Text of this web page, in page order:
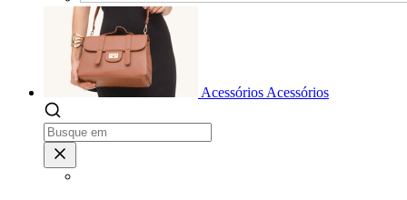
Acessórios Acessórios